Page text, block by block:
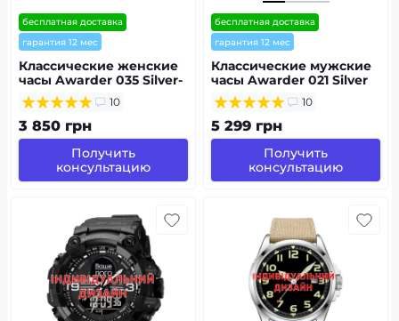
бесплатная доставка
гарантия 12 мес
Классические женские
часы Awarder 035 Silver-
White Metal под
Индивидуальный
дизайн
10
3 850 грн
Получить
консультацию
бесплатная доставка
гарантия 12 мес
Классические мужские
часы Awarder 021 Silver
Leather с
Индивидуальным
дизайном, кожаный
ремешок
10
5 299 грн
Получить
консультацию